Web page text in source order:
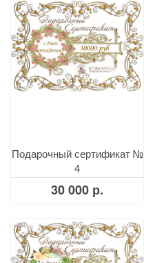
Подарочный сертификат №
4
30 000 р.